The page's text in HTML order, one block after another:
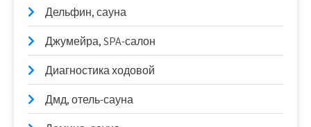
Дельфин, сауна
Джумейра, SPA-салон
Диагностика ходовой
Дмд, отель-сауна